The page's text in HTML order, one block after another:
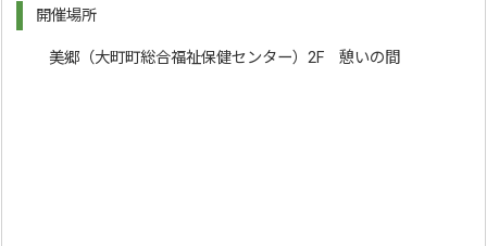
開催場所
美郷（大町町総合福祉保健センター）2F 憩いの間